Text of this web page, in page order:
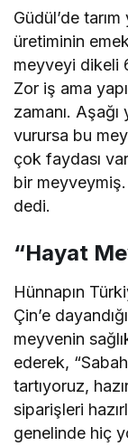
Güdül’de
üretiminin
meyveyi dikeli
Zor iş ama
zamanı.
vurursa bu
çok faydası
bir
dedi.
“Hayat
Hünnapın
Çin’e
meyvenin
ederek,
tartıyoruz,
siparişleri
genelinde hiç